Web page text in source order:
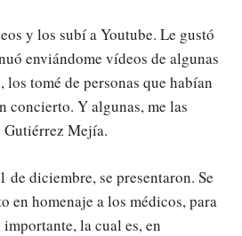
y los subí a Youtube. Le gustó
enviándome vídeos de algunas
los tomé de personas que habían
concierto. Y algunas, me las
Mejía.
de diciembre, se presentaron. Se
en homenaje a los médicos, para
la cual es, en